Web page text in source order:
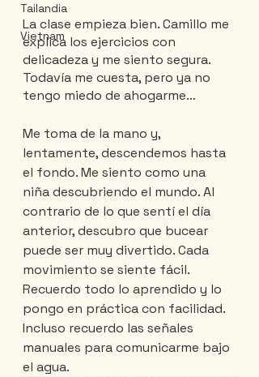
Tailandia
Vietnam
La clase empieza bien. Camillo me
explica los ejercicios con
delicadeza y me siento segura.
Todavía me cuesta, pero ya no
tengo miedo de ahogarme…
Me toma de la mano y,
lentamente, descendemos hasta
el fondo. Me siento como una
niña descubriendo el mundo. Al
contrario de lo que sentí el día
anterior, descubro que bucear
puede ser muy divertido. Cada
movimiento se siente fácil.
Recuerdo todo lo aprendido y lo
pongo en práctica con facilidad.
Incluso recuerdo las señales
manuales para comunicarme bajo
el agua.